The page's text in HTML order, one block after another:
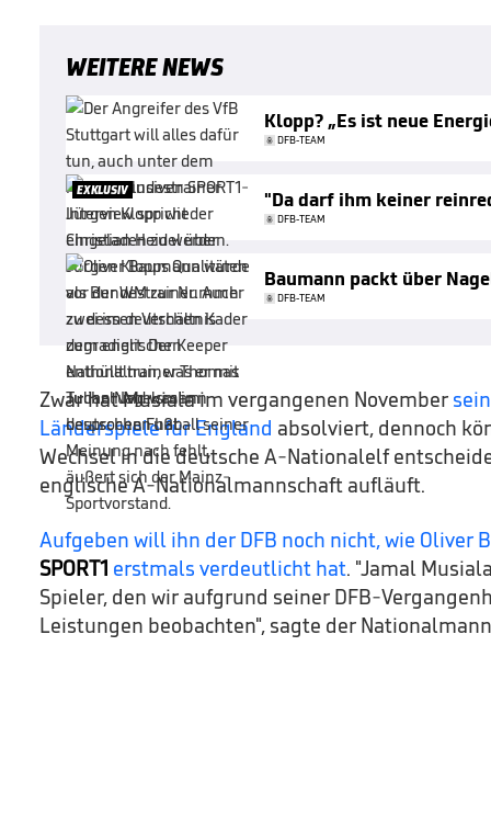
WEITERE NEWS
Klopp? „Es ist neue
DFB-TEAM
EXKLUSIV "Da darf ihm keiner
DFB-TEAM
Baumann packt über
DFB-TEAM
Zwar hat Musiala im vergangenen November
Länderspiele für England absolviert, dennoch
Wechsel in die deutsche A-Nationalelf
englische A-Nationalmannschaft aufläuft.
Aufgeben will ihn der DFB noch nicht, wie Oliver
SPORT1 erstmals verdeutlicht hat. "Jamal
Spieler, den wir aufgrund seiner DFB-
Leistungen beobachten", sagte der